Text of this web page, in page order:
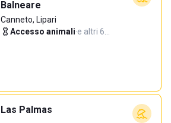
Balneare
Canneto, Lipari
Accesso animali·e altri 6…
Las Palmas